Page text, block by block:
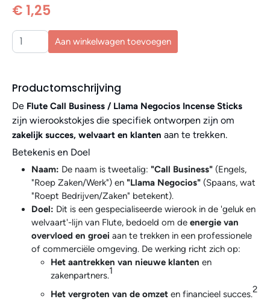
€ 1,25
Aan winkelwagen toevoegen
Productomschrijving
De Flute Call Business / Llama Negocios Incense Sticks
zijn wierookstokjes die specifiek ontworpen zijn om
zakelijk succes, welvaart en klanten aan te trekken.
Betekenis en Doel
Naam: De naam is tweetalig: "Call Business" (Engels,
"Roep Zaken/Werk") en "Llama Negocios" (Spaans, wat
"Roept Bedrijven/Zaken" betekent).
Doel: Dit is een gespecialiseerde wierook in de 'geluk en
welvaart'-lijn van Flute, bedoeld om de energie van
overvloed en groei aan te trekken in een professionele
of commerciële omgeving. De werking richt zich op:
Het aantrekken van nieuwe klanten en
zakenpartners.1
Het vergroten van de omzet en financieel succes.2